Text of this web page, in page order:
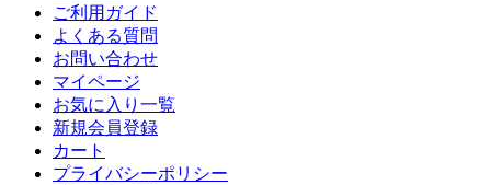
ご利用ガイド
よくある質問
お問い合わせ
マイページ
お気に入り一覧
新規会員登録
カート
プライバシーポリシー